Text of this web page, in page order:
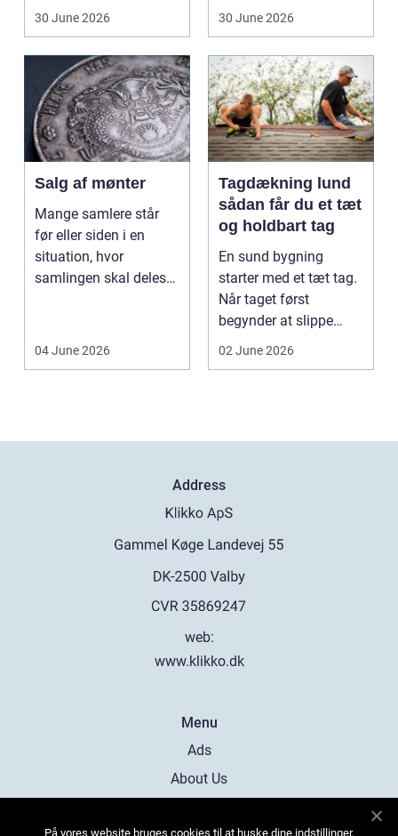
badeværelse, bliver
30 June 2026
hol...
30 June 2026
Salg af mønter
Mange samlere står
før eller siden i en
situation, hvor
samlingen skal deles
04 June 2026
Tagdækning lund
sådan får du et tæt
og holdbart tag
En sund bygning
starter med et tæt tag.
Når taget først
begynder at slippe
vand ind, kan skaderne
02 June 2026
Address
web:
www.klikko.dk
Menu
Ads
About Us
På vores website bruges cookies til at huske dine indstillinger,